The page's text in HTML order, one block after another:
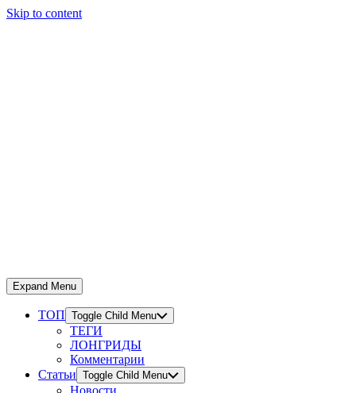
Skip to content
Expand Menu
ТОП Toggle Child Menu
ТЕГИ
ЛОНГРИДЫ
Комментарии
Статьи Toggle Child Menu
Новости